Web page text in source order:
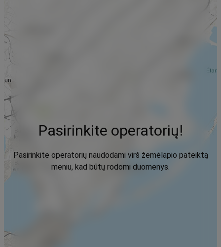
Pasirinkite operatorių!
Pasirinkite operatorių naudodami virš žemėlapio pateiktą
meniu, kad būtų rodomi duomenys.